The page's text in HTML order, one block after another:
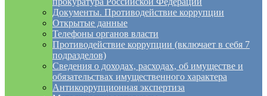
Документы. Противодействие коррупции
Открытые данные
Телефоны органов власти
Противодействие коррупции (включает в себя 7
подразделов)
Сведения о доходах, расходах, об имуществе и
обязательствах имущественного характера
Антикоррупционная экспертиза